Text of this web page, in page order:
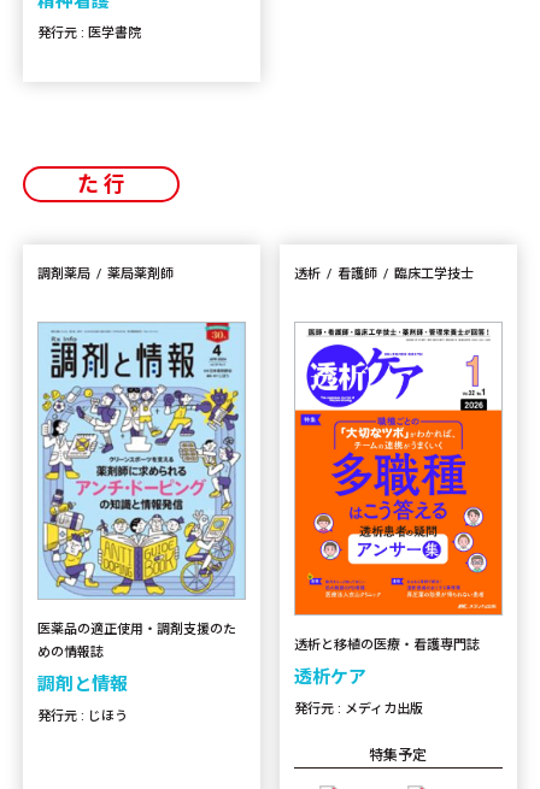
発行元 : 医学書院
た行
調剤薬局 薬局薬剤師
医薬品の適正使用・調剤支援のた
めの情報誌
調剤と情報
発行元 : じほう
透析 看護師 臨床工学技士
透析と移植の医療・看護専門誌
透析ケア
発行元 : メディカ出版
特集予定